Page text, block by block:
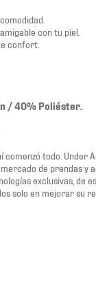
con tu piel.
confort.
/ 40% Poliéster.
comenzó todo. Under
de prendas y
exclusivas, de
solo en mejorar su